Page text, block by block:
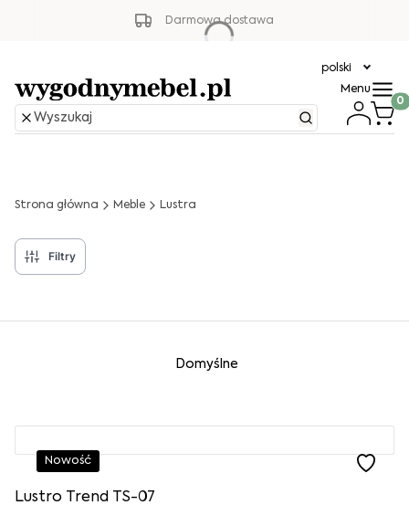
Darmowa dostawa
polski
Menu
Strona główna Meble Lustra
Filtry
Domyślne
Nowość
Lustro Trend TS-07